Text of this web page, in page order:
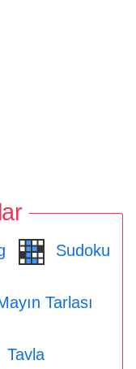
Sudoku
Tarlası
Tavla